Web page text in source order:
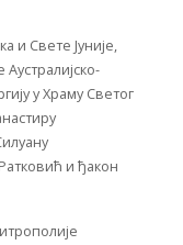
и Свете Јуније,
у Храму Светог
и ђакон